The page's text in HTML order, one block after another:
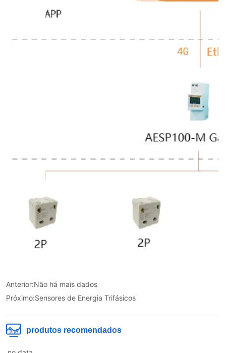
Anterior:Não há mais dados
Próximo:Sensores de Energia Trifásicos
produtos recomendados